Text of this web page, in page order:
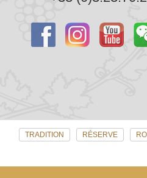
TRADITION RÉSERVE